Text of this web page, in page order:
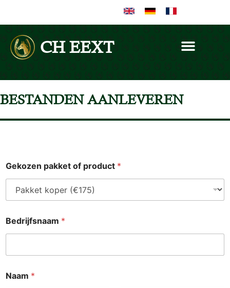
CH EEXT
BESTANDEN AANLEVEREN
Gekozen pakket of product *
Bedrijfsnaam *
Naam *